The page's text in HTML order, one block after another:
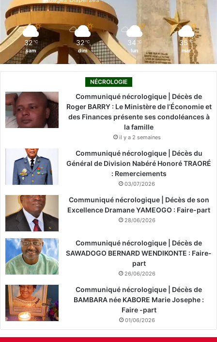
k
n
32 ℃
sam
32 ℃
dim
34 ℃
lun
35 ℃
mar
NÉCROLOGIE
Communiqué nécrologique | Décès de
Roger BARRY : Le Ministère de l’Économie et
des Finances présente ses condoléances à
la famille
il y a 2 semaines
Communiqué nécrologique | Décès du
Général de Division Nabéré Honoré TRAORÉ
: Remerciements
03/07/2026
Communiqué nécrologique | Décès de son
Excellence Dramane YAMEOGO : Faire-part
28/06/2026
Communiqué nécrologique | Décès de
SAWADOGO BERNARD WENDIKONTE : Faire-
part
26/06/2026
Communiqué nécrologique | Décès de
BAMBARA née KABORE Marie Josephe :
Faire -part
01/06/2026